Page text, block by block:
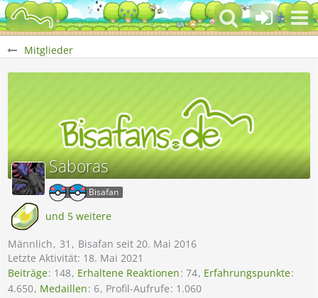
Mitglieder
Saboras
Bisafan
und 5 weitere
Männlich 31
Bisafan seit 20. Mai 2016
Letzte Aktivität: 18. Mai 2021
Beiträge 148 Erhaltene Reaktionen 74 Erfahrungspunkte
4.650 Medaillen 6 Profil-Aufrufe 1.060